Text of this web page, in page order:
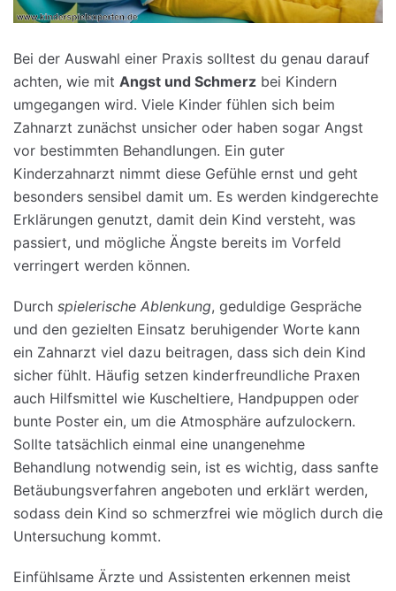
Bei der Auswahl einer Praxis solltest du genau darauf
achten, wie mit Angst und Schmerz bei Kindern
umgegangen wird. Viele Kinder fühlen sich beim
Zahnarzt zunächst unsicher oder haben sogar Angst
vor bestimmten Behandlungen. Ein guter
Kinderzahnarzt nimmt diese Gefühle ernst und geht
besonders sensibel damit um. Es werden kindgerechte
Erklärungen genutzt, damit dein Kind versteht, was
passiert, und mögliche Ängste bereits im Vorfeld
verringert werden können.
Durch spielerische Ablenkung, geduldige Gespräche
und den gezielten Einsatz beruhigender Worte kann
ein Zahnarzt viel dazu beitragen, dass sich dein Kind
sicher fühlt. Häufig setzen kinderfreundliche Praxen
auch Hilfsmittel wie Kuscheltiere, Handpuppen oder
bunte Poster ein, um die Atmosphäre aufzulockern.
Sollte tatsächlich einmal eine unangenehme
Behandlung notwendig sein, ist es wichtig, dass sanfte
Betäubungsverfahren angeboten und erklärt werden,
sodass dein Kind so schmerzfrei wie möglich durch die
Untersuchung kommt.
Einfühlsame Ärzte und Assistenten erkennen meist